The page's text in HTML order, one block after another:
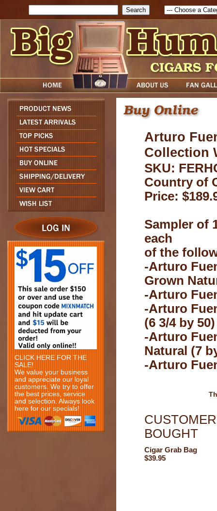
CLICK HERE FOR THE
SALE!
We value your business
and appreciate our loyal
customers. We try to offer
the best prices, service
and selection. Always look
here for our specials!
Arturo
Collection
SKU:
Country of
Price:
Sampler of
each
of the
-Arturo
Grown
-Arturo
-Arturo
(6 3/4 by 50)
-Arturo
Natural (7
-Arturo
BOUGHT
Cigar Grab Bag
$39.95